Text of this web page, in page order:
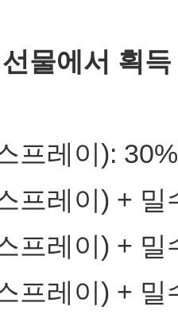
물에서 획
프레이): 30%
프레이) +
프레이) +
프레이) +